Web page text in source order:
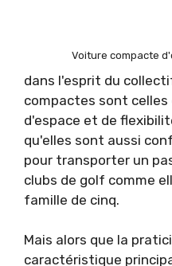
Voiture compacte
dans l'esprit du
compactes sont
d'espace et de
qu'elles sont aussi
pour transporter un
clubs de golf comme
famille de cinq.
Mais alors que la
caractéristique